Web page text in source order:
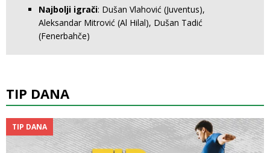
Najbolji igrači: Dušan Vlahović (Juventus),
Aleksandar Mitrović (Al Hilal), Dušan Tadić
(Fenerbahče)
TIP DANA
TIP DANA